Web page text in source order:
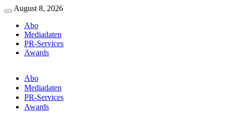
Zurück
Inhalt
Menü
August 8, 2026
Abo
Mediadaten
PR-Services
Awards
Abo
Mediadaten
PR-Services
Awards